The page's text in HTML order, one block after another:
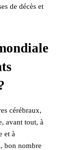
de décès et
cérébraux,
avant tout, à
et à
bon nombre